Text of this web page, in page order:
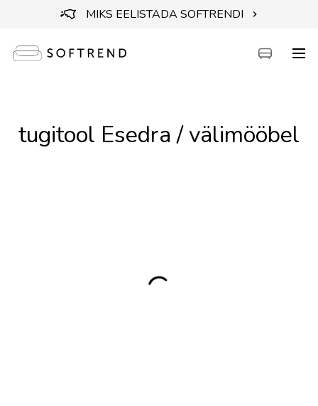
MIKS EELISTADA SOFTRENDI
Voodid
tugitool Esedra / välimööbel